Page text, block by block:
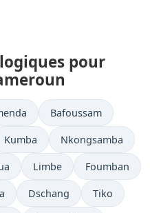
pour
Bafoussam
Kumba Nkongsamba
Limbe Foumban
Dschang Tiko